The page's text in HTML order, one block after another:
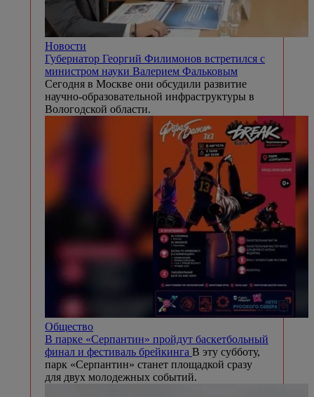
Новости
Губернатор Георгий Филимонов встретился с
министром науки Валерием Фальковым
Сегодня в Москве они обсудили развитие
научно-образовательной инфраструктуры в
Вологодской области.
Общество
В парке «Серпантин» пройдут баскетбольный
финал и фестиваль брейкинга В эту субботу,
парк «Серпантин» станет площадкой сразу
для двух молодежных событий.